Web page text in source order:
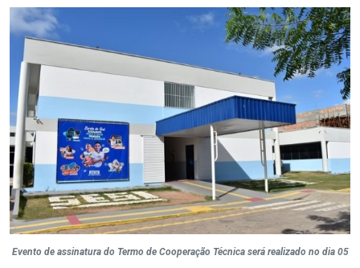
Evento de assinatura do Termo de Cooperação Técnica será realizado no dia 05